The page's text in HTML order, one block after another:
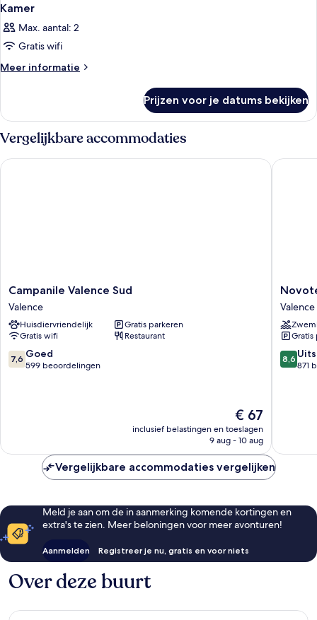
Kamer
Max. aantal: 2
Gratis wifi
Meer informatie
Meer
Prijzen voor je datums bekijken
Vergelijkbare accommodaties
Campanile
Valence
Sud
Valence
Campanile Valence Sud
Valence
Huisdiervriendelijk
Gratis parkeren
Gratis wifi
Restaurant
7.6
van
7,6 Goed
599 beoordelingen
De
prijs
is
€ 67
inclusief belastingen en toeslagen
9 aug - 10 aug
Campanile Valence Sud
Novotel
Valence
Sud
Valence
Valence
Gratis
8.6
van
8,6
871
Novotel
Vergelijkbare accommodaties vergelijken
Meld je aan om de in aanmerking komende kortingen en
extra's te zien. Meer beloningen voor meer avonturen!
Aanmelden Registreer je nu, gratis en voor niets
Over deze buurt